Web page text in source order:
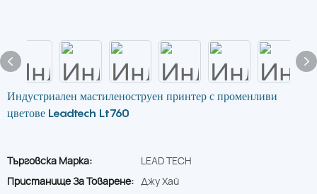
Индустриален мастиленоструен принтер с променливи
цветове Leadtech Lt760
Търговска Марка:
LEAD TECH
Пристанище За Товарене: Джу Хай